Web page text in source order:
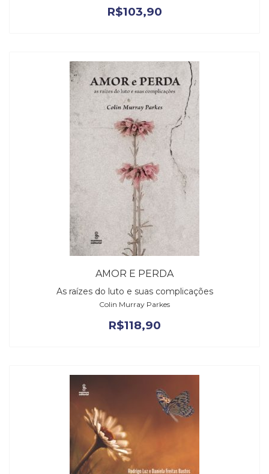
R$103,90
AMOR E PERDA
As raízes do luto e suas complicações
Colin Murray Parkes
R$118,90